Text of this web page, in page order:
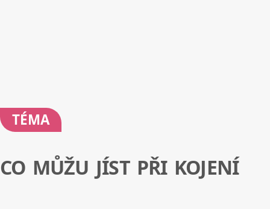
TÉMA
CO MŮŽU JÍST PŘI KOJENÍ